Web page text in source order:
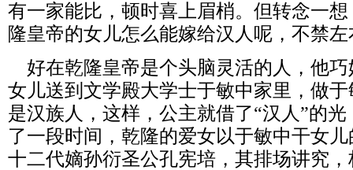
有一家能比，顿时喜上眉梢。但转念一
隆皇帝的女儿怎么能嫁给汉人呢，不禁
好在乾隆皇帝是个头脑灵活的人，他
女儿送到文学殿大学士于敏中家里，做
是汉族人，这样，公主就借了“汉人”的
了一段时间，乾隆的爱女以于敏中干女
十二代嫡孙衍圣公孔宪培，其排场讲究